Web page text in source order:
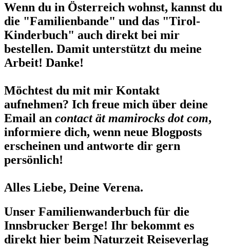
Wenn du in Österreich wohnst, kannst du
die "Familienbande" und das "Tirol-
Kinderbuch" auch direkt bei mir
bestellen. Damit unterstützt du meine
Arbeit! Danke!
Möchtest du mit mir Kontakt
aufnehmen? Ich freue mich über deine
Email an contact ät mamirocks dot com,
informiere dich, wenn neue Blogposts
erscheinen und antworte dir gern
persönlich!
Alles Liebe, Deine Verena.
Unser Familienwanderbuch für die
Innsbrucker Berge! Ihr bekommt es
direkt hier beim Naturzeit Reiseverlag